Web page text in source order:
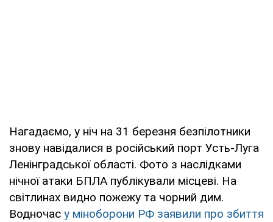
Нагадаємо, у ніч на 31 березня безпілотники
знову навідалися в російський порт Усть-Луга
Ленінградської області. Фото з наслідками
нічної атаки БПЛА публікували місцеві. На
світлинах видно пожежу та чорний дим.
Водночас у міноборони РФ заявили про збиття